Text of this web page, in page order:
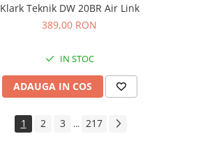
Klark Teknik DW 20BR Air Link
389,00 RON
IN STOC
ADAUGA IN COS
1 2 3 ... 217